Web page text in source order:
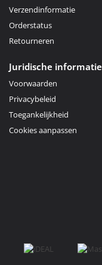
Verzendinformatie
Orderstatus
Retourneren
Juridische informatie
Voorwaarden
Privacybeleid
Toegankelijkheid
Cookies aanpassen